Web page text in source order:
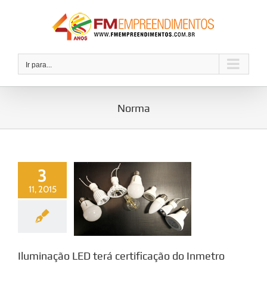
Ir para...
Norma
3
11, 2015
Iluminação LED terá certificação do Inmetro